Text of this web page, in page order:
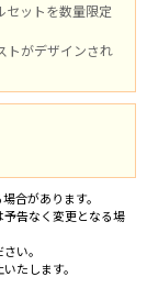
セットを数量限定
トがデザインされ
合があります。
告なく変更となる場
い。
たします。